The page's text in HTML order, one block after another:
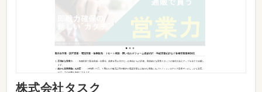
株式会社タスク